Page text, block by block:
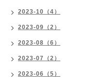
2023-10（4）
2023-09（2）
2023-08（6）
2023-07（2）
2023-06（5）